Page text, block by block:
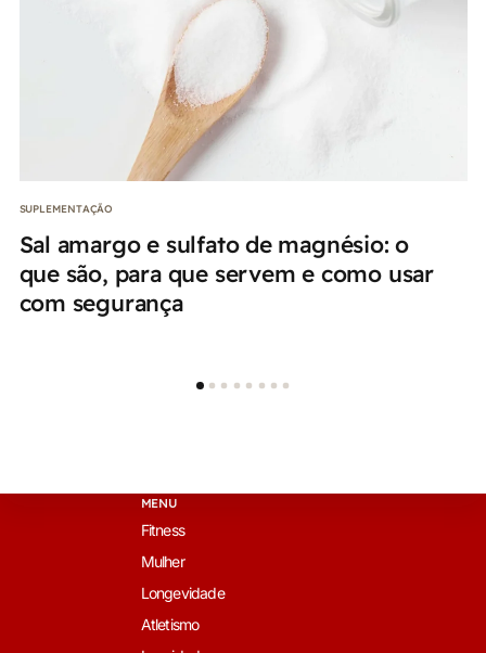
SUPLEMENTAÇÃO
Sal amargo e sulfato de magnésio: o
que são, para que servem e como usar
com segurança
MENU
Fitness
Mulher
Longevidade
Atletismo